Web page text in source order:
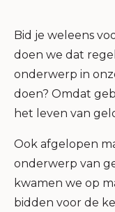
Bid je weleens
doen we dat
onderwerp in
doen? Omdat
het leven van
Ook afgelopen
onderwerp van
kwamen we op
bidden voor de